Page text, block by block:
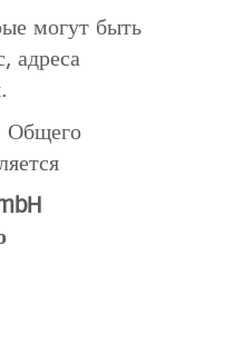
могут быть
адреса
Общего